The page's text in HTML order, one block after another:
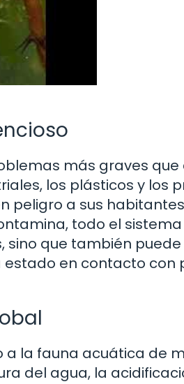
más graves
los plásticos y los
peligro a sus
todo el
sino que también
en contacto con
la fauna acuática de
del agua, la